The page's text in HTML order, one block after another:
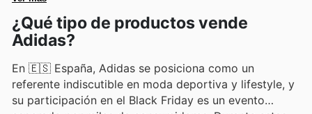
través de los folletos semanales, catálogos en línea y
promociones exclusivas que Adidas actualiza
encontrarán promociones por tiempo limitado y la
posibilidad de estar al día de las colecciones que
marcan tendencia.
¿Qué tipo de productos vende
Adidas?
En 🇪🇸 España, Adidas se posiciona como un
referente indiscutible en moda deportiva y lifestyle, y
su participación en el Black Friday es un evento